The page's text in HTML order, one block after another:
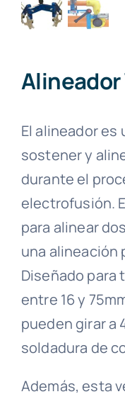
Alineador
El alineador es
sostener y
durante el
electrofusión.
para alinear
una alineación
Diseñado para
entre 16 y
pueden girar a
soldadura de
Además, esta